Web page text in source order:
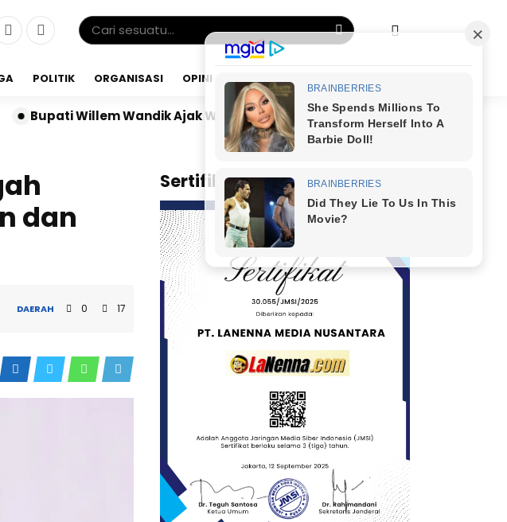
POLITIK ORGANISASI OPINI MINGGU, 09 AGU 2026
Wandik Ajak Wisatawan Dunia Hadiri Festival Etnik Religi Tolikara 2026
dan
DAERAH 0 17
Sertifikat JMSI
x